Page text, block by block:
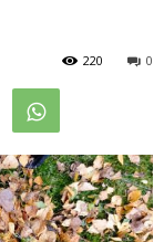
0
220